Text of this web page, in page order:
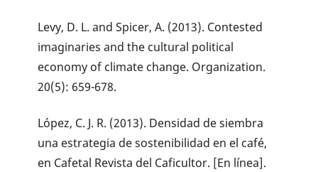
Levy, D. L. and Spicer, A. (2013). Contested
imaginaries and the cultural political
economy of climate change. Organization.
20(5): 659-678.
López, C. J. R. (2013). Densidad de siembra
una estrategia de sostenibilidad en el café,
en Cafetal Revista del Caficultor. [En línea].